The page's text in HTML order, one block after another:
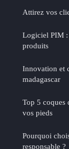
Attirez vos
Logiciel PIM :
produits
Innovation et
madagascar
Top 5 coques
vos pieds
Pourquoi
responsable ?